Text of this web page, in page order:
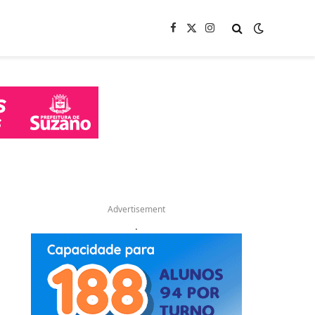
Facebook
X
Instagram
Advertisement
.